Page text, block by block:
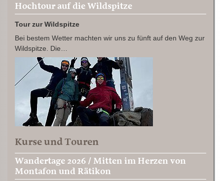
Hochtour auf die Wildspitze
Tour zur Wildspitze
Bei bestem Wetter machten wir uns zu fünft auf den Weg zur
Wildspitze. Die…
Kurse und Touren
Wandertage 2026 / Mitten im Herzen von
Montafon und Rätikon